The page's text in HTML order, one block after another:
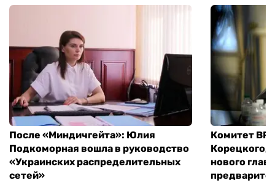
После «Миндичгейта»: Юлия
Подкоморная вошла в руководство
«Украинских распределительных
сетей»
Комитет ВР
Корецкого,
нового